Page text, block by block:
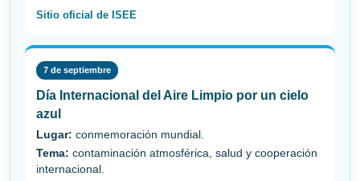
Sitio oficial de ISEE
7 de septiembre
Día Internacional del Aire Limpio por un cielo
azul
Lugar: conmemoración mundial.
Tema: contaminación atmosférica, salud y cooperación
internacional.